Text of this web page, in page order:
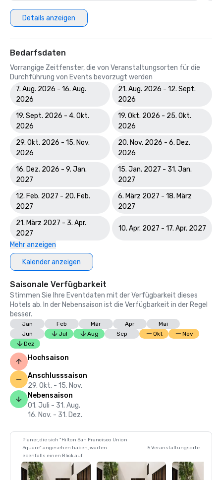
Details anzeigen
Bedarfsdaten
Vorrangige Zeitfenster, die von Veranstaltungsorten für die
Durchführung von Events bevorzugt werden
7. Aug. 2026 - 16. Aug.
2026
21. Aug. 2026 - 12. Sept.
2026
19. Sept. 2026 - 4. Okt.
2026
19. Okt. 2026 - 25. Okt.
2026
29. Okt. 2026 - 15. Nov.
2026
20. Nov. 2026 - 6. Dez.
2026
16. Dez. 2026 - 9. Jan.
2027
15. Jan. 2027 - 31. Jan.
2027
12. Feb. 2027 - 20. Feb.
2027
6. März 2027 - 18. März
2027
21. März 2027 - 3. Apr.
2027
10. Apr. 2027 - 17. Apr. 2027
Mehr anzeigen
Kalender anzeigen
Saisonale Verfügbarkeit
Stimmen Sie Ihre Eventdaten mit der Verfügbarkeit dieses
Hotels ab. In der Nebensaison ist die Verfügbarkeit in der Regel
besser.
Jan Feb Mär Apr
Mai
Jun
Jul Aug Sep Okt
Nov
Dez
Hochsaison
Anschlusssaison
29. Okt. - 15. Nov.
Nebensaison
01. Juli - 31. Aug.
16. Nov. - 31. Dez.
Planer, die sich "Hilton San Francisco Union
Square" angesehen haben, warfen
ebenfalls einen Blick auf
5 Veranstaltungsorte